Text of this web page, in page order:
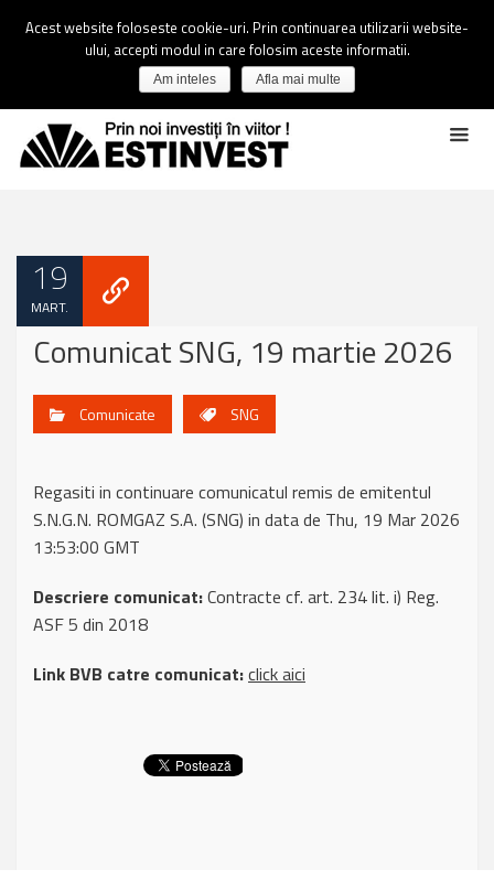
19
MART.
Comunicat SNG, 19 martie 2026
Comunicate SNG
Regasiti in continuare comunicatul remis de emitentul
S.N.G.N. ROMGAZ S.A. (SNG) in data de Thu, 19 Mar 2026
13:53:00 GMT
Descriere comunicat:Contracte cf. art. 234 lit. i) Reg.
ASF 5 din 2018
Link BVB catre comunicat:click aici
Acest website foloseste cookie-uri. Prin continuarea utilizarii website-
ului, accepti modul in care folosim aceste informatii.
Am inteles Afla mai multe